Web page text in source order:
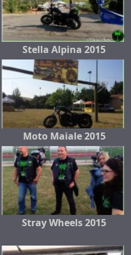
Stella Alpina 2015
Moto Maiale 2015
Stray Wheels 2015